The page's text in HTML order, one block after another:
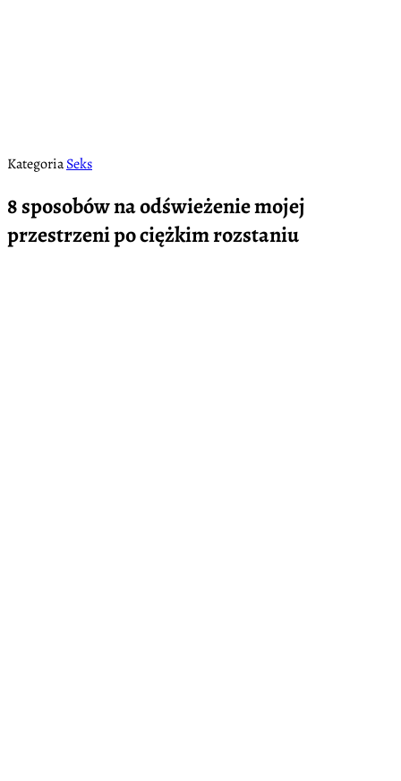
KategoriaSeks
8 sposobów na odświeżenie mojej
przestrzeni po ciężkim rozstaniu